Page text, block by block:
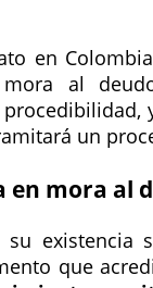
en
al
un
en mora al
existencia
que